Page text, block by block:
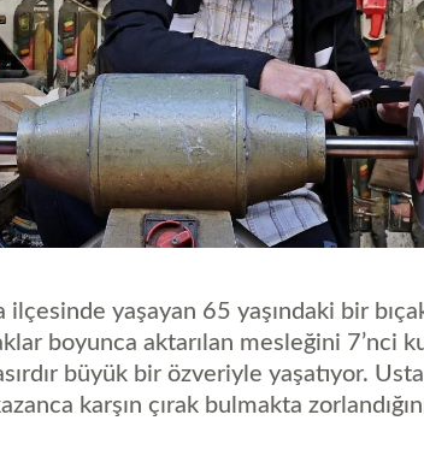
ilçesinde yaşayan 65 yaşındaki bir
boyunca aktarılan mesleğini 7’nci
büyük bir özveriyle yaşatıyor.
karşın çırak bulmakta